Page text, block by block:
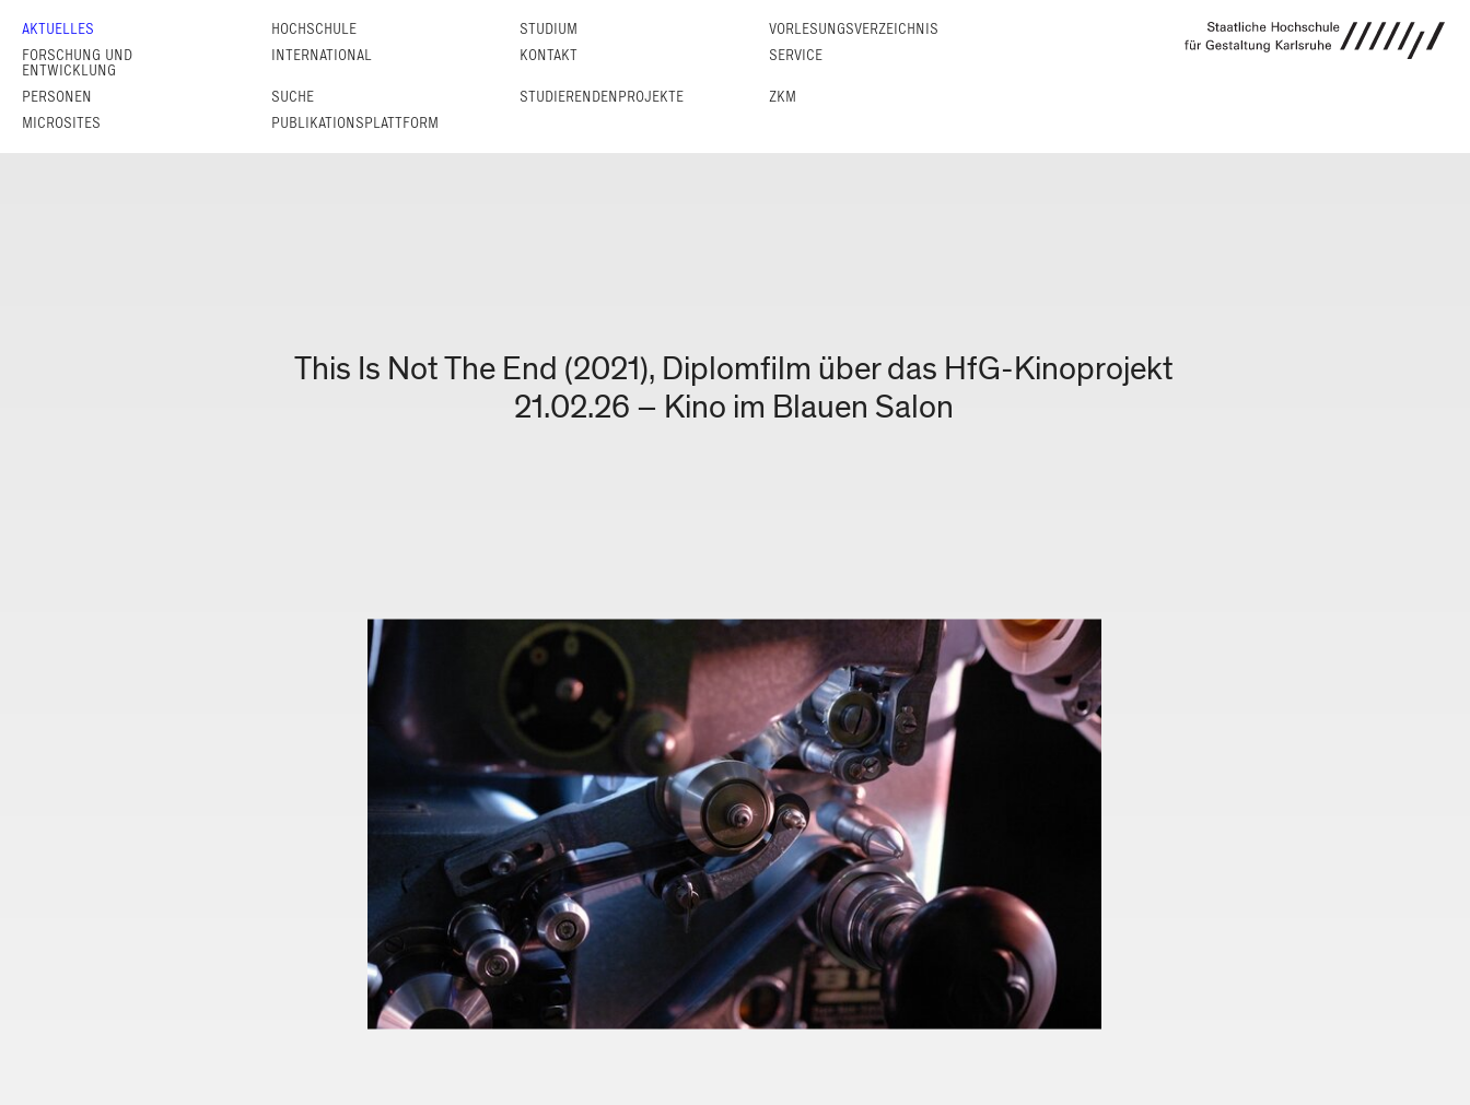
AKTUELLES HOCHSCHULE STUDIUM
VORLESUNGS­VERZEICHNIS
FORSCHUNG UND
ENTWICKLUNG
INTERNATIONAL KONTAKT SERVICE
PERSONEN SUCHE STUDIERENDENPROJEKTE
ZKM
MICROSITES
PUBLIKATIONSPLATTFORM
This Is Not The End (2021), Diplomfilm über das HfG-Kinoprojekt
21.02.26 – Kino im Blauen Salon